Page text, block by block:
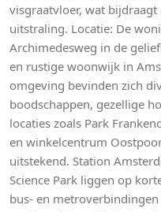
visgraatvloer, wat
uitstraling. Locatie: De
Archimedesweg in de
en rustige woonwijk in
omgeving bevinden zich
boodschappen, gezellige
locaties zoals Park
en winkelcentrum
uitstekend. Station
Science Park liggen op
bus- en